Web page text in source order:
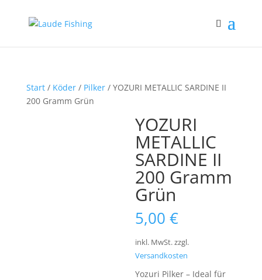
Start/ Köder/ Pilker/ YOZURI METALLIC SARDINE II
200 Gramm Grün
YOZURI
METALLIC
SARDINE II
200 Gramm
Grün
5,00€
inkl. MwSt.zzgl.
Versandkosten
Yozuri Pilker – Ideal für